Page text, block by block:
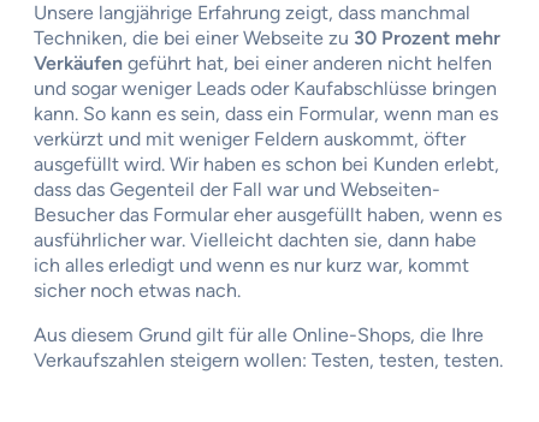
Unsere langjährige Erfahrung zeigt, dass manchmal
Techniken, die bei einer Webseite zu 30 Prozent mehr
Verkäufen geführt hat, bei einer anderen nicht helfen
und sogar weniger Leads oder Kaufabschlüsse bringen
kann. So kann es sein, dass ein Formular, wenn man es
verkürzt und mit weniger Feldern auskommt, öfter
ausgefüllt wird. Wir haben es schon bei Kunden erlebt,
dass das Gegenteil der Fall war und Webseiten-
Besucher das Formular eher ausgefüllt haben, wenn es
ausführlicher war. Vielleicht dachten sie, dann habe
ich alles erledigt und wenn es nur kurz war, kommt
sicher noch etwas nach.
Aus diesem Grund gilt für alle Online-Shops, die Ihre
Verkaufszahlen steigern wollen: Testen, testen, testen.